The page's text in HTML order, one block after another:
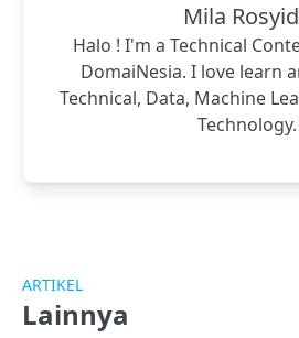
Mila
Halo ! I'm a Technical
DomaiNesia. I love learn
Technical, Data, Machine
Technology.
ARTIKEL
Lainnya